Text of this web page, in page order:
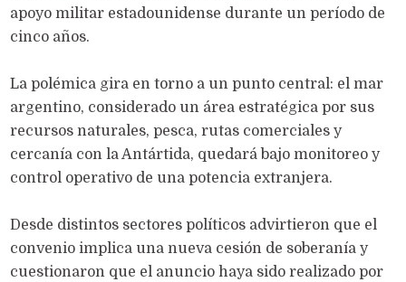
apoyo militar estadounidense durante un período de
cinco años.
La polémica gira en torno a un punto central: el mar
argentino, considerado un área estratégica por sus
recursos naturales, pesca, rutas comerciales y
cercanía con la Antártida, quedará bajo monitoreo y
control operativo de una potencia extranjera.
Desde distintos sectores políticos advirtieron que el
convenio implica una nueva cesión de soberanía y
cuestionaron que el anuncio haya sido realizado por